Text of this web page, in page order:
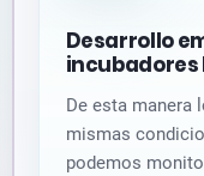
Desarrollo
incubadores
De esta manera
mismas
podemos